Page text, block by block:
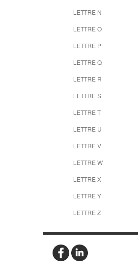
LETTRE N
LETTRE O
LETTRE P
LETTRE Q
LETTRE R
LETTRE S
LETTRE T
LETTRE U
LETTRE V
LETTRE W
LETTRE X
LETTRE Y
LETTRE Z